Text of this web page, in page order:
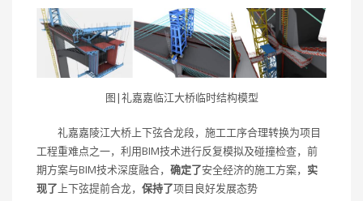
图|礼嘉嘉临江大桥临时结构模型
礼嘉嘉陵江大桥上下弦合龙段，施工工序合理转换为项目
工程重难点之一，利用BIM技术进行反复模拟及碰撞检查，前
期方案与BIM技术深度融合， 确定了安全经济的施工方案， 实
现了 上下弦提前合龙， 保持了项目良好发展态势